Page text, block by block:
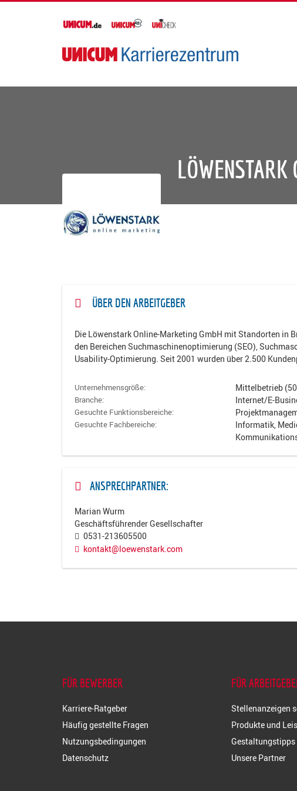
LÖWENSTARK
ÜBER DEN ARBEITGEBER
Die Löwenstark Online-Marketing GmbH mit Standorten in
den Bereichen Suchmaschinenoptimierung (SEO),
Usability-Optimierung. Seit 2001 wurden über 2.500
Unternehmensgröße: Mittelbetrieb
Branche: Internet/E-
Gesuchte Funktionsbereiche:
Gesuchte Fachbereiche:
Informatik,
ANSPRECHPARTNER:
Marian Wurm
Geschäftsführender Gesellschafter
0531-213605500
kontakt@loewenstark.com
FÜR BEWERBER
Karriere-Ratgeber
Häufig gestellte Fragen
Nutzungsbedingungen
Datenschutz
FÜR
Stellenanzeigen
Produkte und
Unsere Partner